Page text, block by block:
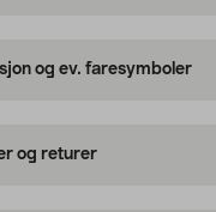
og ev. faresymboler
og returer